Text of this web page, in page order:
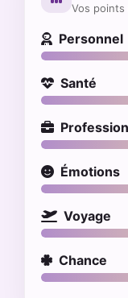
Vos
Personnel
Santé
Profession
Émotions
Voyage
Chance